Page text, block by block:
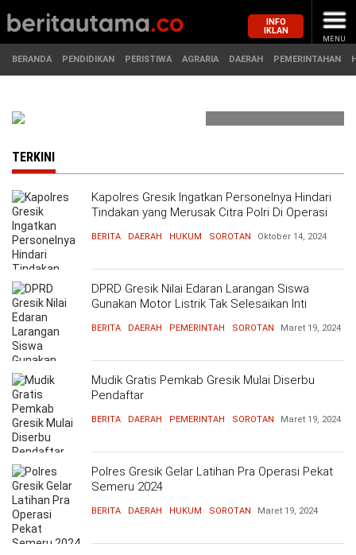
MASUK
BERANDA
PERISTIWA
AGRARIA
DAERAH
PEMERINTAHAN
PENDIDIKAN
HUKUM
EKONOMI
OLAHRAGA
PENDIDIKAN
BERITABARU.CO
KABARBARU.CO
SERIKATNEWS.COM
PEWARTANUSANTARA.COM
LANGGAR.CO
JOBNAS.COM
SURAU.CO
REDAKSI
TENTANG
KAMI
KERJASAMA
PEDOMAN
MEDIA
CYBER
INFO
IKLAN
MENU
BERANDA PENDIDIKAN PERISTIWA AGRARIA DAERAH PEMERINTAHAN
Kisworo
Aji
: 12-
TERKINI
Kapolres Gresik Ingatkan Personelnya Hindari
Tindakan yang Merusak Citra Polri Di Operasi
BERITA DAERAH HUKUM SOROTAN Oktober 14, 2024
DPRD Gresik Nilai Edaran Larangan Siswa
Gunakan Motor Listrik Tak Selesaikan Inti
BERITA DAERAH PEMERINTAH SOROTAN Maret 19, 2024
Mudik Gratis Pemkab Gresik Mulai Diserbu
Pendaftar
BERITA DAERAH PEMERINTAH SOROTAN Maret 19, 2024
Polres Gresik Gelar Latihan Pra Operasi Pekat
Semeru 2024
BERITA DAERAH HUKUM SOROTAN Maret 19, 2024